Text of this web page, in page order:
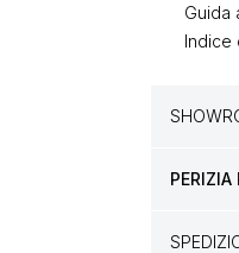
Guida
Indice
PERIZIA